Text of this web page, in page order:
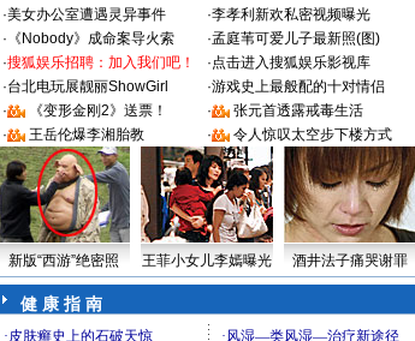
·美女办公室遭遇灵异事件 ·李孝利新欢私密视频曝光
· 《Nobody》成命案导火索 ·孟庭苇可爱儿子最新照(图)
·搜狐娱乐招聘：加入我们吧！ ·点击进入搜狐娱乐影视库
·台北电玩展靓丽ShowGirl ·游戏史上最般配的十对情侣
·
《变形金刚2》送票！ ·
张元首透露戒毒生活
·
王岳伦爆李湘胎教 · 令人惊叹太空步下楼方式
新版“西游”绝密照 王菲小女儿李嫣曝光 酒井法子痛哭谢罪
健 康 指 南